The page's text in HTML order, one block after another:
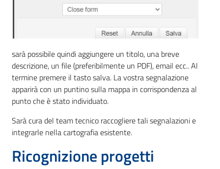
sarà possibile quindi aggiungere un titolo, una breve
descrizione, un file (preferibilmente un PDF), email ecc.. Al
termine premere il tasto salva. La vostra segnalazione
apparirà con un puntino sulla mappa in corrispondenza al
punto che è stato individuato.
Sarà cura del team tecnico raccogliere tali segnalazioni e
integrarle nella cartografia esistente.
Ricognizione progetti